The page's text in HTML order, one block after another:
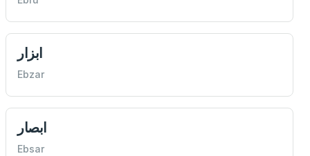
ابزار
Ebzar
ابصار
Ebsar